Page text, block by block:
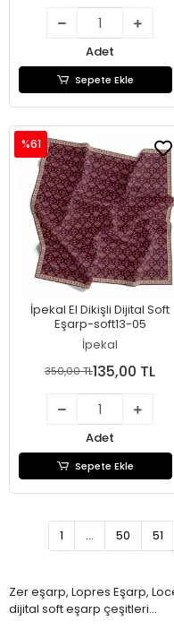
Adet
Sepete Ekle
İpekal El Dikişli Dijital Soft
Eşarp-soft13-05
İpekal
%61
350,00 TL135,00 TL
Adet
Sepete Ekle
1 ... 50 51
Zer eşarp, Lopres Eşarp,
dijital soft eşarp çeşitleri...